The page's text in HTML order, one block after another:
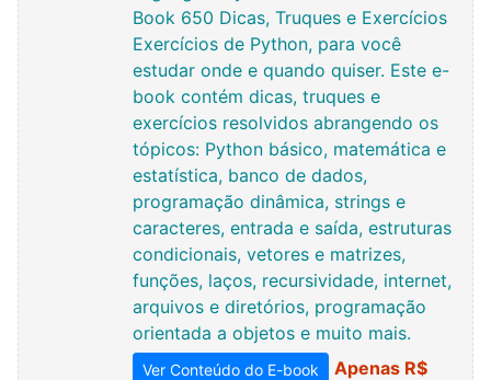
Book 650 Dicas, Truques e Exercícios
Exercícios de Python, para você
estudar onde e quando quiser. Este e-
book contém dicas, truques e
exercícios resolvidos abrangendo os
tópicos: Python básico, matemática e
estatística, banco de dados,
programação dinâmica, strings e
caracteres, entrada e saída, estruturas
condicionais, vetores e matrizes,
funções, laços, recursividade, internet,
arquivos e diretórios, programação
orientada a objetos e muito mais.
Ver Conteúdo do E-book
Apenas R$